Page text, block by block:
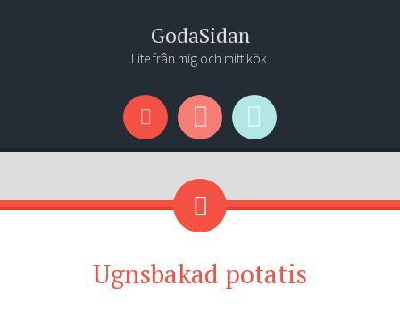
GodaSidan
Lite från mig och mitt kök.
Menu
Widgets
Search
Ugnsbakad potatis